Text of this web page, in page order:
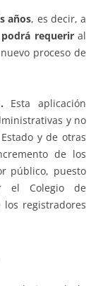
años, es decir, a
podrá requeriral
proceso de
Esta aplicación
y no
y de otras
de los
público, puesto
el Colegio de
los registradores